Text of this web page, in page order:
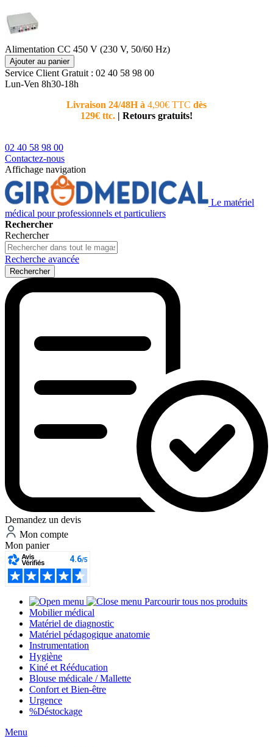
Alimentation CC 450 V (230 V, 50/60 Hz)
Ajouter au panier
Service Client Gratuit : 02 40 58 98 00
Lun-Ven 8h30-18h
Livraison 24/48H à 4,90€ TTC dès
129€ ttc. | Retours gratuits!
02 40 58 98 00
Contactez-nous
Affichage navigation
Le matériel
médical pour professionnels et particuliers
Rechercher
Rechercher
Recherche avancée
Rechercher
Demandez un devis
Mon compte
Mon panier
Parcourir tous nos produits
Mobilier médical
Matériel de diagnostic
Matériel pédagogique anatomie
Instrumentation
Hygiène
Kiné et Rééducation
Blouse médicale / Mallette
Confort et Bien-être
Urgence
%Déstockage
Menu